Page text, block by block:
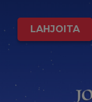
LAHJOITA